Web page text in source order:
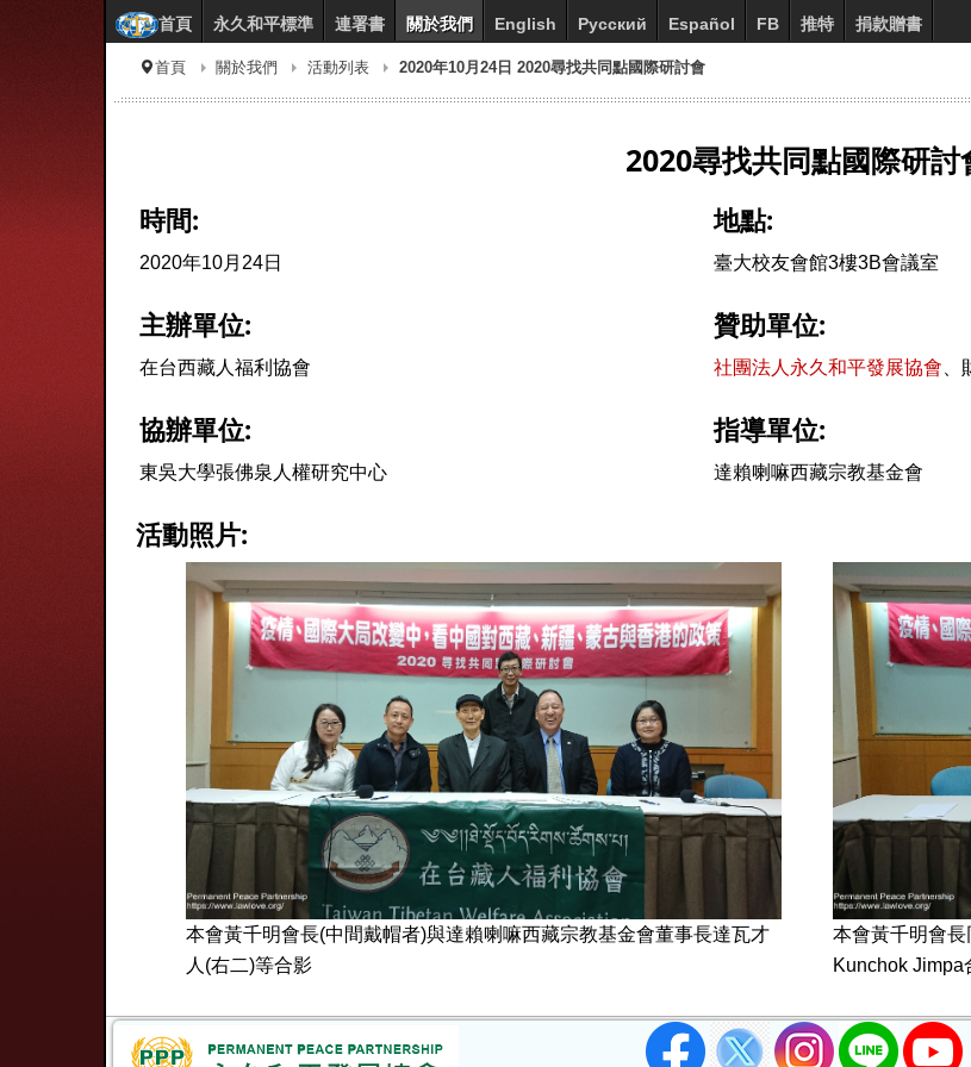
首頁 永久和平標準 連署書 關於我們 English Русский Español FB 推特 捐款贈書
首頁 關於我們 活動列表 2020年10月24日 2020尋找共同點國際研討會
2020尋找共同點國際研討
時間:
2020年10月24日
地點:
臺大校友會館3樓3B會議室
主辦單位:
在台西藏人福利協會
贊助單位:
社團法人永久和平發展協會
協辦單位:
東吳大學張佛泉人權研究中心
指導單位:
達賴喇嘛西藏宗教基金會
活動照片:
本會黃千明會長(中間戴帽者)與達賴喇嘛西藏宗教基金會董事長達瓦才
人(右二)等合影
本會黃千明會
Kunchok Jimpa